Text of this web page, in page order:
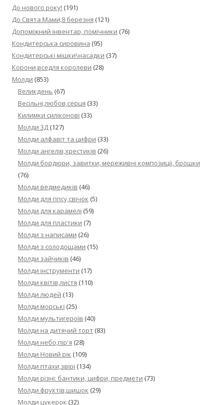
До нового року! (191)
До Свята Мами,8 березня (121)
Допоміжний інвентар, помічники (76)
Кондитерська сировина (95)
Кондитерські мішки\насадки (37)
Корони,вседля королеви (28)
Молди (853)
Великдень (67)
Весільні,любов,серця (33)
Килимки силіконові (33)
Молди 3Д (127)
Молди алфавіт та цифри (33)
Молди ангелів,хрестиків (26)
Молди бордюри, завитки, мереживні композиції, брошки
(76)
Молди ведмедиків (46)
Молди для гіпсу,свічок (5)
Молди для карамелі (59)
Молди для пластики (7)
Молди з написами (26)
Молди з солодощами (15)
Молди зайчиків (46)
Молди інструменти (17)
Молди квітів,листя (110)
Молди людей (13)
Молди морські (25)
Молди мультигероїв (40)
Молди на дитячий торт (83)
Молди небо,пір'я (28)
Молди Новий рік (109)
Молди птахи,звірі (134)
Молди різні: бантики, цифри, предмети (73)
Молди фруктів,шишок (29)
Молди цукерок (32)